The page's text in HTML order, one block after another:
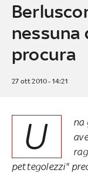
nessuna
procura
27 ott 2010 - 14:21
U
na
pettegolezzi"